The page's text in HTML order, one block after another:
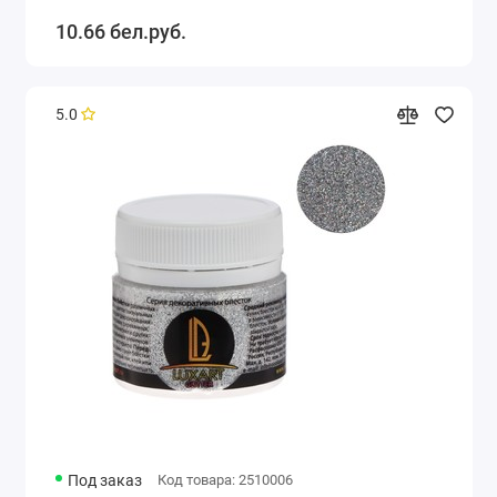
10.66 бел.руб.
5.0
Под заказ Код товара: 2510006